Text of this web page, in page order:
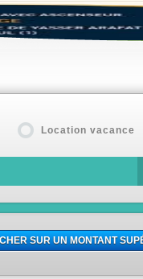
Location vacance